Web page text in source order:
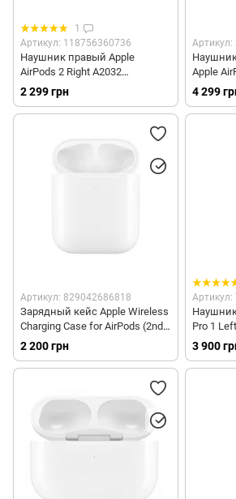
1
Артикул: 118756360736
Наушник правый Apple
AirPods 2 Right A2032
(MV7N2/R) (no-box)
2 299 грн
Apple
A2031/
4 299
Артикул: 829042686818
Зарядный кейс Apple Wireless
Charging Case for AirPods (2nd
and 1st generation) (MR8U2)
2 200 грн
Pro 1
(no-box)
3 900